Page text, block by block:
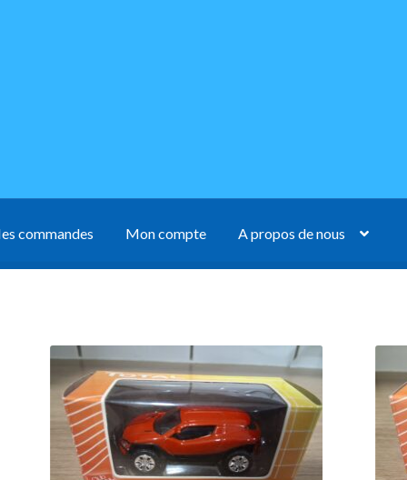
commandes Mon compte A propos de nous
15.00€